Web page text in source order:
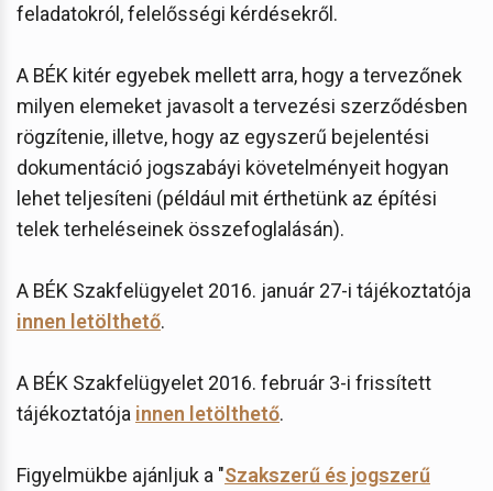
feladatokról, felelősségi kérdésekről.
A BÉK kitér egyebek mellett arra, hogy a tervezőnek
milyen elemeket javasolt a tervezési szerződésben
rögzítenie, illetve, hogy az egyszerű bejelentési
dokumentáció jogszabáyi követelményeit hogyan
lehet teljesíteni (például mit érthetünk az építési
telek terheléseinek összefoglalásán).
A BÉK Szakfelügyelet 2016. január 27-i tájékoztatója
innen letölthető.
A BÉK Szakfelügyelet 2016. február 3-i frissített
tájékoztatója innen letölthető.
Figyelmükbe ajánljuk a "Szakszerű és jogszerű